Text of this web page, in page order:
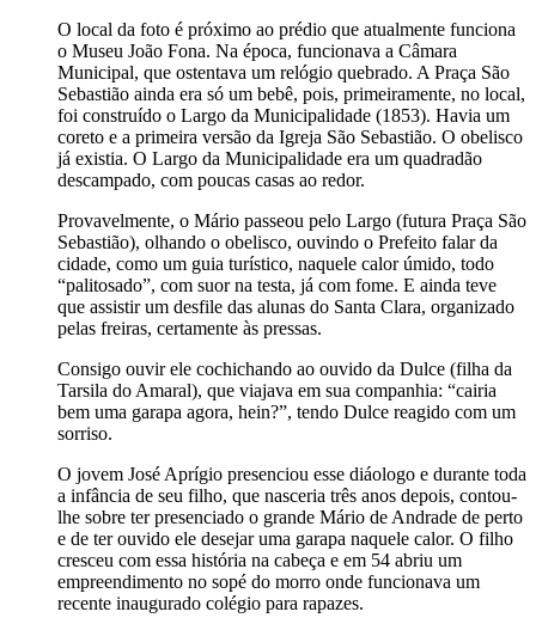
O local da foto é próximo ao prédio que atualmente funciona
o Museu João Fona. Na época, funcionava a Câmara
Municipal, que ostentava um relógio quebrado. A Praça São
Sebastião ainda era só um bebê, pois, primeiramente, no local,
foi construído o Largo da Municipalidade (1853). Havia um
coreto e a primeira versão da Igreja São Sebastião. O obelisco
já existia. O Largo da Municipalidade era um quadradão
descampado, com poucas casas ao redor.
Provavelmente, o Mário passeou pelo Largo (futura Praça São
Sebastião), olhando o obelisco, ouvindo o Prefeito falar da
cidade, como um guia turístico, naquele calor úmido, todo
“palitosado”, com suor na testa, já com fome. E ainda teve
que assistir um desfile das alunas do Santa Clara, organizado
pelas freiras, certamente às pressas.
Consigo ouvir ele cochichando ao ouvido da Dulce (filha da
Tarsila do Amaral), que viajava em sua companhia: “cairia
bem uma garapa agora, hein?”, tendo Dulce reagido com um
sorriso.
O jovem José Aprígio presenciou esse diáologo e durante toda
a infância de seu filho, que nasceria três anos depois, contou-
lhe sobre ter presenciado o grande Mário de Andrade de perto
e de ter ouvido ele desejar uma garapa naquele calor. O filho
cresceu com essa história na cabeça e em 54 abriu um
empreendimento no sopé do morro onde funcionava um
recente inaugurado colégio para rapazes.